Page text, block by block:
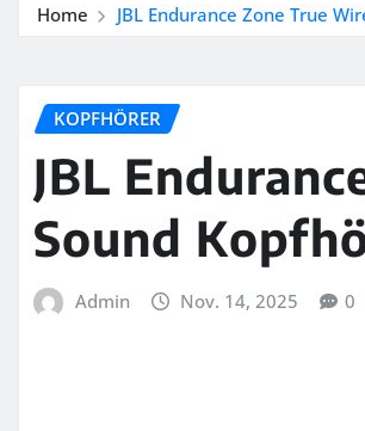
Home JBL Endurance Zone True
KOPFHÖRER
JBL
Sound
Admin Nov. 14, 2025 0